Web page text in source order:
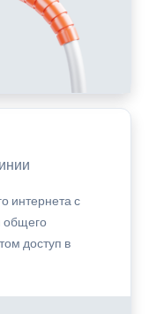
интернета с
общего
доступ в